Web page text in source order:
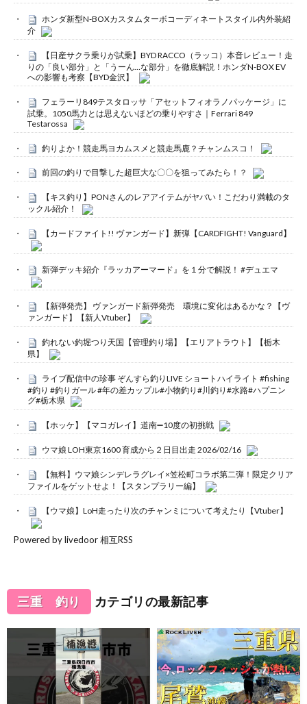
ホンダ新型N-BOXカスタムターボコーディネートスタイル内外装紹
介
【日産サクラ乗りが試乗】BYD RACCO（ラッコ）本音レビュー！走
りの「良い部分」と「うーん…な部分」を徹底解説！ホンダN-BOX EV
への影響も考察【BYD金沢】
フェラーリ849テスタロッサ「アセットフィオラノパッケージ」に
試乗。1050馬力とは思えないほどの乗りやすさ｜Ferrari 849
Testarossa
釣りよか！競走馬ヨカムスメと競走馬鹿？チャンムスコ！
前回の釣りで目撃した超巨大な〇〇を狙ってみたら！？
【キス釣り】PONさんのレアアイテムがヤバい！こだわり満載のタ
ックル紹介！
【カードファイト!! ヴァンガード】新弾【CARDFIGHT! Vanguard】
新弾デッキ紹介『ラッカアーマード』を１分で解説！ #デュエマ
【新弾発売】 ヴァンガード新弾発売 環境に変化はあるかな？【ヴ
ァンガード】【新人Vtuber】
釣れない釣堀つり天国【管理釣り場】【エリアトラウト】【栃木
県】
ライブ配信中の珍事 ぞんすら釣りLIVE ショートハイライト #fishing
#釣り #釣りガール #年の差カップル#小物釣り#川釣り#水路#ハプニン
グ#栃木県
【ホッケ】【マコガレイ】道南➖10度の初挑戦
ウマ娘 LOH東京1600 育成から２日目出走 2026/02/16
【無料】ウマ娘シンデレラグレイ×笠松町コラボ第二弾！限定クリア
ファイルをゲットせよ！【スタンプラリー編】
【ウマ娘】LoH走ったり次のチャンミについて考えたり【Vtuber】
Powered by livedoor 相互RSS
三重 釣り カテゴリの最新記事